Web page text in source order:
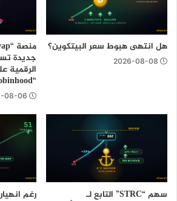
هل انتهى هبوط سعر البيتكوين؟
2026-08-08
جديدة
الرقمية
“Robinhood”: التفاصيل
08-06
سهم “STRC” التابع لـ
رغم